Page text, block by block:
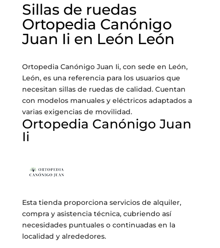
Sillas de ruedas
Ortopedia Canónigo
Juan Ii en León León
Ortopedia Canónigo Juan Ii, con sede en León,
León, es una referencia para los usuarios que
necesitan sillas de ruedas de calidad. Cuentan
con modelos manuales y eléctricos adaptados a
varias exigencias de movilidad.
Ortopedia Canónigo Juan
Ii
Esta tienda proporciona servicios de alquiler,
compra y asistencia técnica, cubriendo así
necesidades puntuales o continuadas en la
localidad y alrededores.